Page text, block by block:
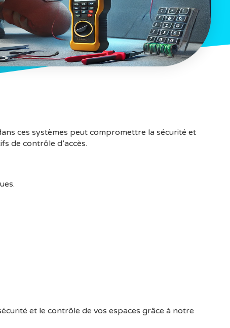
ces systèmes peut compromettre la sécurité et
de contrôle d’accès.
et le contrôle de vos espaces grâce à notre